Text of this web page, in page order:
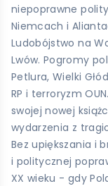
niepoprawne
Niemcach i
Ludobójstwo na
Lwów. Pogromy
Petlura, Wielki
RP i terroryzm
swojej nowej
wydarzenia z
Bez upiększania i
i politycznej
XX wieku - gdy